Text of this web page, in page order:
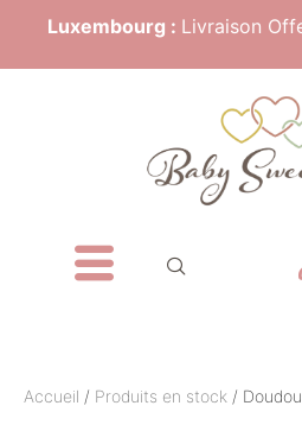
Luxembourg : Livraison
Accueil / Produits en stock /